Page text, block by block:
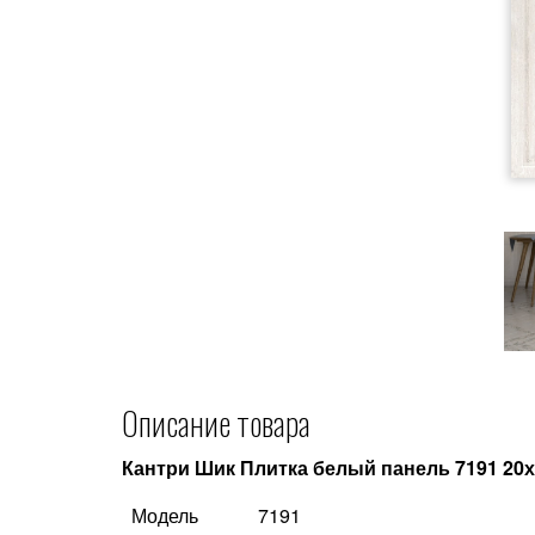
Описание товара
Кантри Шик Плитка белый панель 7191
Модель
7191